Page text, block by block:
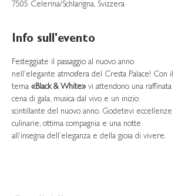
7505 Celerina/Schlarigna, Svizzera
Info sull'evento
Festeggiate il passaggio al nuovo anno
nell’elegante atmosfera del Cresta Palace! Con il
tema «Black & White» vi attendono una raffinata
cena di gala, musica dal vivo e un inizio
scintillante del nuovo anno. Godetevi eccellenze
culinarie, ottima compagnia e una notte
all’insegna dell’eleganza e della gioia di vivere.